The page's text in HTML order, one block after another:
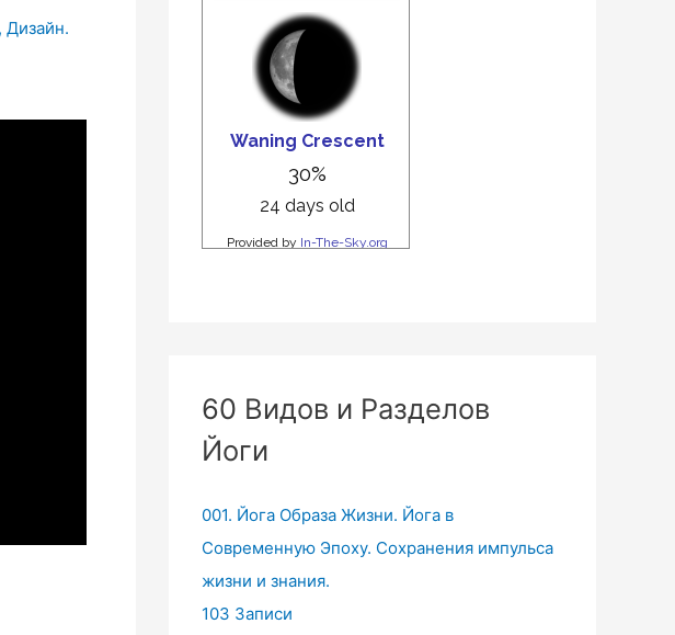
60 Видов и Разделов
Йоги
001. Йога Образа Жизни. Йога в
Современную Эпоху. Сохранения импульса
жизни и знания.
103 Записи